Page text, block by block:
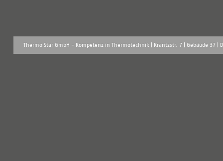
Thermo Star GmbH - Kompetenz in Thermotechnik | Krantzstr. 7 | Gebä̈ude 37